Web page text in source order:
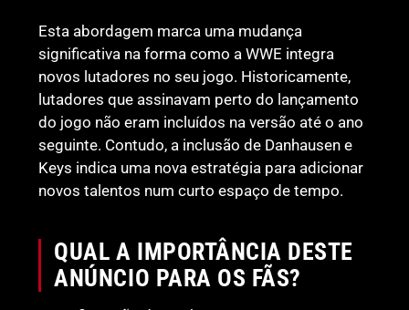
Esta abordagem marca uma mudança
significativa na forma como a WWE integra
novos lutadores no seu jogo. Historicamente,
lutadores que assinavam perto do lançamento
do jogo não eram incluídos na versão até o ano
seguinte. Contudo, a inclusão de Danhausen e
Keys indica uma nova estratégia para adicionar
novos talentos num curto espaço de tempo.
QUAL A IMPORTÂNCIA DESTE
ANÚNCIO PARA OS FÃS?